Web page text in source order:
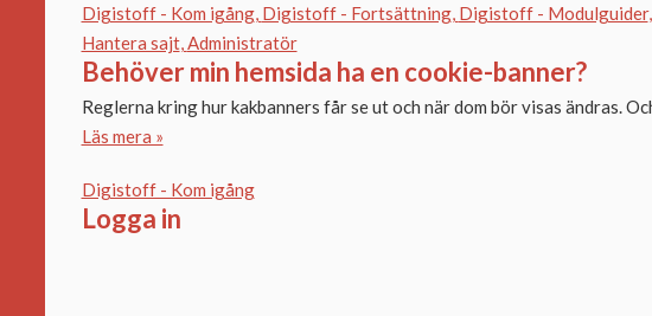
Digistoff - Kom igång Digistoff - Fortsättning Digistoff - Modulguider
Hantera sajt Administratör
Behöver min hemsida ha en cookie-banner?
Reglerna kring hur kakbanners får se ut och när dom bör visas ändras.
Läs mera »
Digistoff - Kom igång
Logga in